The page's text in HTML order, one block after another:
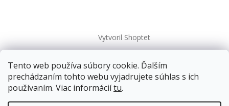
Tento web používa súbory cookie. Ďalším
prechádzaním tohto webu vyjadrujete súhlas s ich
používaním. Viac informáciítu.
Doprava zadarmopre balíkové zásielky v hodnote
Vytvoril Shoptet
Copyright 2026kovanieplus. Všetky práva vyhradené.